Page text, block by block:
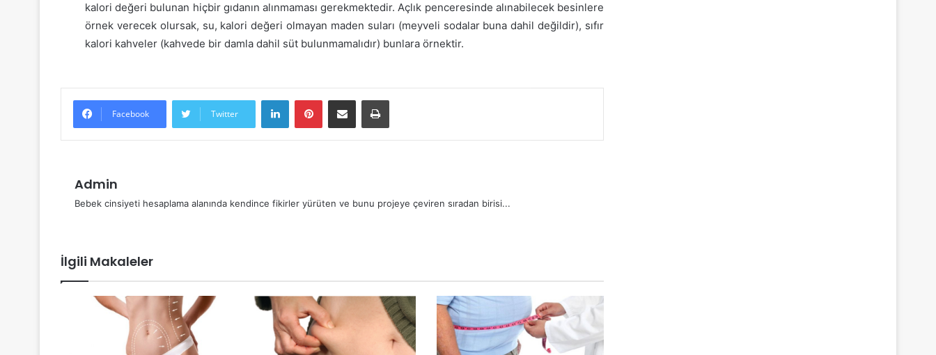
kalori değeri bulunan hiçbir gıdanın alınmaması gerekmektedir. Açlık penceresinde alınabilecek besinlere
örnek verecek olursak, su, kalori değeri olmayan maden suları (meyveli sodalar buna dahil değildir), sıfır
kalori kahveler (kahvede bir damla dahil süt bulunmamalıdır) bunlara örnektir.
Facebook Twitter
LinkedInPinterestE-Posta ile paylaş Yazdır
Admin
Bebek cinsiyeti hesaplama alanında kendince fikirler yürüten ve bunu projeye çeviren sıradan birisi...
İlgili Makaleler